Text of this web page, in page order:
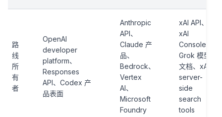
路
线
所
有
者
OpenAI
developer
platform、
Responses
API、Codex 产
品表面
Anthropic
API、
Claude 产
品、
Bedrock、
Vertex
AI、
Microsoft
Foundry
xAI API、
xAI
Console、
Grok 模型
文档、xAI
server-
side
search
tools